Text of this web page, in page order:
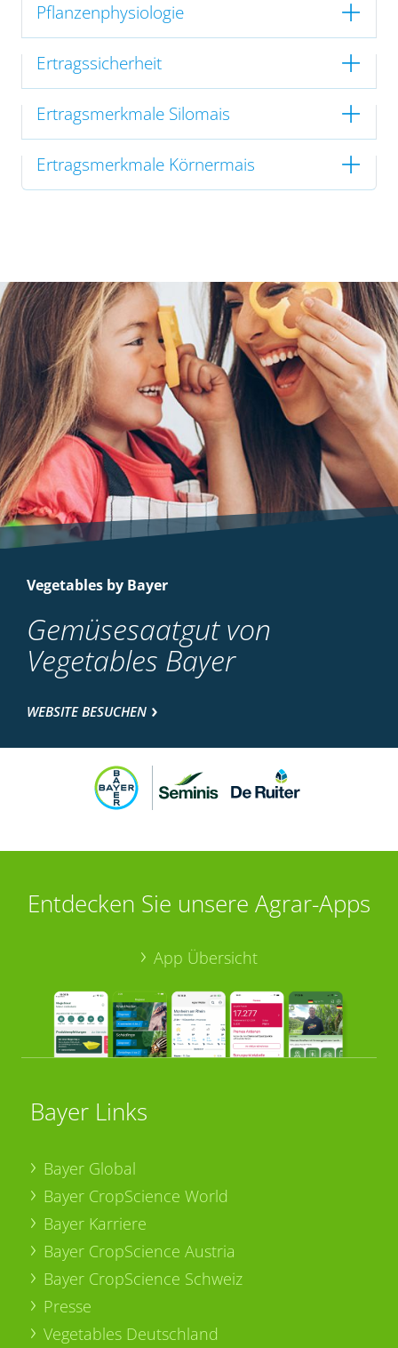
Pflanzenphysiologie
Ertragssicherheit
Ertragsmerkmale Silomais
Ertragsmerkmale Körnermais
Vegetables by Bayer
Gemüsesaatgut von
Vegetables Bayer
WEBSITE BESUCHEN
Entdecken Sie unsere Agrar-Apps
App Übersicht
Bayer Links
Bayer Global
Bayer CropScience World
Bayer Karriere
Bayer CropScience Austria
Bayer CropScience Schweiz
Presse
Vegetables Deutschland